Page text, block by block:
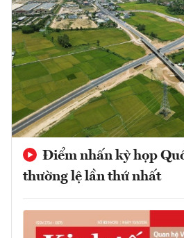
Điểm nhấn kỳ họp
thường lệ lần thứ nhất